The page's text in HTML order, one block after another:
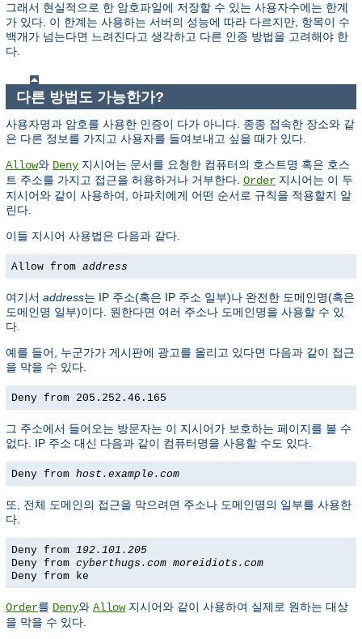
그래서 현실적으로 한 암호파일에 저장할 수 있는 사용자수에는 한계
가 있다. 이 한계는 사용하는 서버의 성능에 따라 다르지만, 항목이 수
백개가 넘는다면 느려진다고 생각하고 다른 인증 방법을 고려해야 한
다.
다른 방법도 가능한가?
사용자명과 암호를 사용한 인증이 다가 아니다. 종종 접속한 장소와 같
은 다른 정보를 가지고 사용자를 들여보내고 싶을 때가 있다.
Allow와 Deny 지시어는 문서를 요청한 컴퓨터의 호스트명 혹은 호스
트 주소를 가지고 접근을 허용하거나 거부한다. Order 지시어는 이 두
지시어와 같이 사용하여, 아파치에게 어떤 순서로 규칙을 적용할지 알
린다.
이들 지시어 사용법은 다음과 같다.
Allow from address
여기서 address는 IP 주소(혹은 IP 주소 일부)나 완전한 도메인명(혹은
도메인명 일부)이다. 원한다면 여러 주소나 도메인명을 사용할 수 있
다.
예를 들어, 누군가가 게시판에 광고를 올리고 있다면 다음과 같이 접근
을 막을 수 있다.
Deny from 205.252.46.165
그 주소에서 들어오는 방문자는 이 지시어가 보호하는 페이지를 볼 수
없다. IP 주소 대신 다음과 같이 컴퓨터명을 사용할 수도 있다.
Deny from host.example.com
또, 전체 도메인의 접근을 막으려면 주소나 도메인명의 일부를 사용한
다.
Deny from 192.101.205
Deny from cyberthugs.com moreidiots.com
Deny from ke
Order를 Deny와 Allow지시어와 같이 사용하여 실제로 원하는 대상
을 막을 수 있다.